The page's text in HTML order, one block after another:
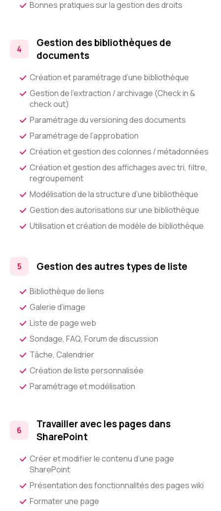
Bonnes pratiques sur la gestion des droits
Gestion des bibliothèques de
documents
Création et paramétrage d’une bibliothèque
Gestion de l’extraction / archivage (Check in &
check out)
Paramétrage du versioning des documents
Paramétrage de l’approbation
Création et gestion des colonnes / métadonnées
Création et gestion des affichages avec tri, filtre,
regroupement
Modélisation de la structure d’une bibliothèque
Gestion des autorisations sur une bibliothèque
Utilisation et création de modèle de bibliothèque
Gestion des autres types de liste
Bibliothèque de liens
Galerie d’image
Liste de page web
Sondage, FAQ, Forum de discussion
Tâche, Calendrier
Création de liste personnalisée
Paramétrage et modélisation
Travailler avec les pages dans
SharePoint
Créer et modifier le contenu d’une page
SharePoint
Présentation des fonctionnalités des pages wiki
Formater une page